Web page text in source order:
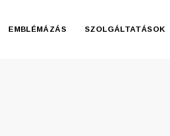
EMBLÉMÁZÁS SZOLGÁLTATÁSOK